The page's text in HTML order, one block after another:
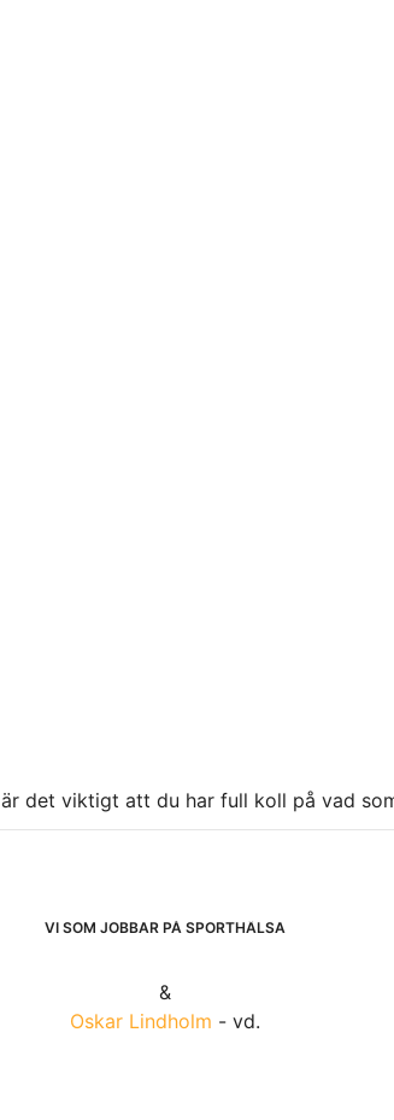
är det viktigt att du har full koll på vad
VI SOM JOBBAR PÅ SPORTHÄLSA
&
Oskar Lindholm - vd.